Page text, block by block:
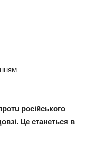
російського
Це стaнеться в